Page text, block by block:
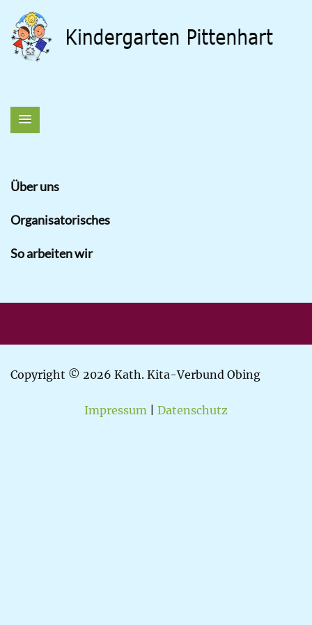
Über uns
Organisatorisches
So arbeiten wir
Copyright © 2026 Kath. Kita-Verbund Obing
Impressum Datenschutz